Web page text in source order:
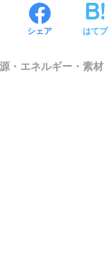
シェア はてブ
・エネルギー・素材